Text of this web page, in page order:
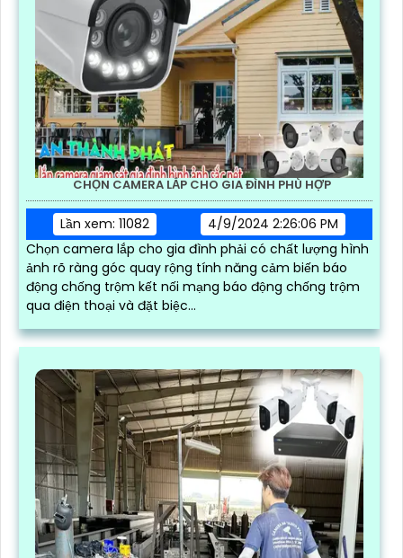
CHỌN CAMERA LẮP CHO GIA ĐÌNH PHÙ HỢP
Lần xem: 11082
4/9/2024 2:26:06 PM
Chọn camera lắp cho gia đình phải có chất lượng hình
ảnh rõ ràng góc quay rộng tính năng cảm biến báo
động chống trộm kết nối mạng báo động chống trộm
qua điện thoại và đặt biệc...